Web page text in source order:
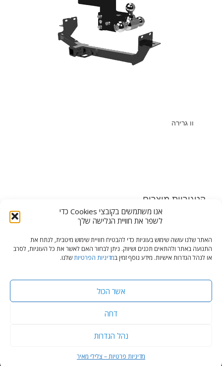
אנו משתמשים בקובצי Cookies כדי
לשפר את חוויית הגלישה שלך
האתר שלנו עושה שימוש בעוגיות כדי להבטיח חוויית שימוש מיטבית, לנתח את
התנועה באתר ולהתאים תכנים ושיווק. ניתן לבחור האם לאשר את כל העוגיות, לסרב
או לנהל הגדרות אישיות. מידע נוסף זמין במדיניות הפרטיותשלנו.
אשר הכול
דחה
נהל הגדרות
מדיניות פרטיות – צלילי מאיר
וו גרירה
קטגוריות מוצרים
מדיניות פרטיות